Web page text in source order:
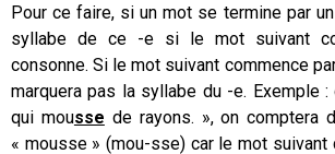
Pour ce faire, si un mot se termine par
syllabe de ce -e si le mot suivant
consonne. Si le mot suivant commence
marquera pas la syllabe du -e. Exemple
qui mousse de rayons. », on comptera
« mousse » (mou-sse) car le mot suivant